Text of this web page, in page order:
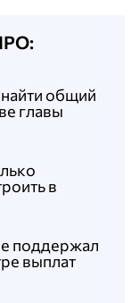
поддержал
выплат
в
общий
главы